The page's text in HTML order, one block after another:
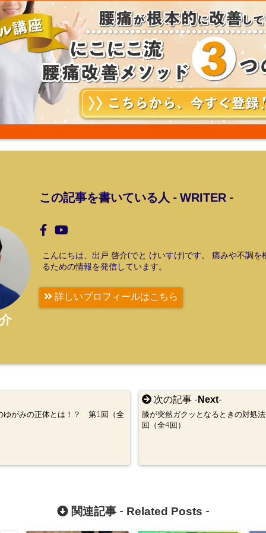
この記事を書いている人 - WRITER-
こんにちは、出戸 啓介(でと けいすけ)です。 痛みや不調を
るための情報を発信しています。
詳しいプロフィールはこちら
ゆがみの正体とは！？ 第1回（全
次の記事 - Next-
膝が突然ガクッとなるときの対処
回（全4回）
関連記事 - Related Posts -